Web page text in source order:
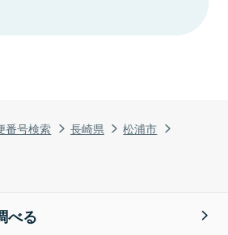
番号検索 長崎県
松浦市
べる